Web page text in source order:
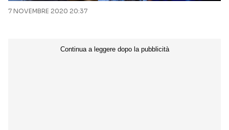
7 NOVEMBRE 2020 20:37